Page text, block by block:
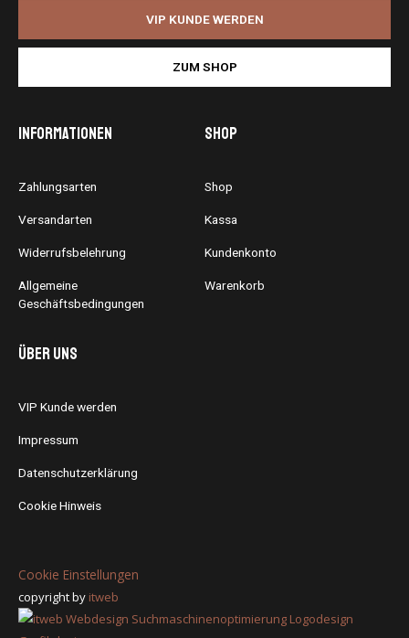
VIP KUNDE WERDEN
ZUM SHOP
Informationen
Zahlungsarten
Versandarten
Widerrufsbelehrung
Allgemeine
Geschäftsbedingungen
Shop
Shop
Kassa
Kundenkonto
Warenkorb
Über uns
VIP Kunde werden
Impressum
Datenschutzerklärung
Cookie Hinweis
Cookie Einstellungen
copyright by itweb